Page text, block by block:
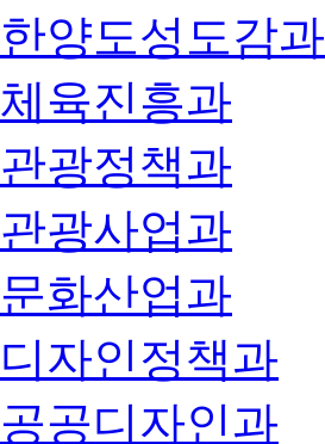
한양도성도감과
체육진흥과
관광정책과
관광사업과
문화산업과
디자인정책과
공공디자인과